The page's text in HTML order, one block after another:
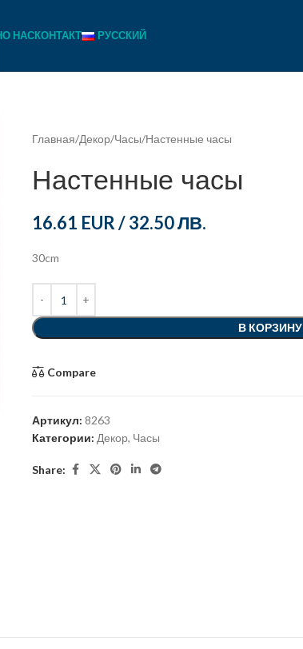
О НАСКОНТАКТ РУССКИЙ
Главная Декор Часы Настенные часы
Настенные часы
16.61 EUR/32.50 ЛВ.
30cm
В КОРЗИНУ
Compare
Артикул: 8263
Категории: Декор, Часы
Share: